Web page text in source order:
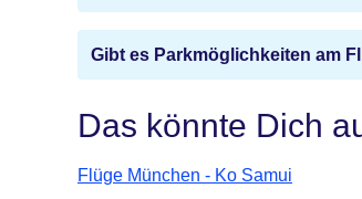
Gibt es Parkmöglichkeiten am
Das könnte Dich
Flüge München - Ko Samui